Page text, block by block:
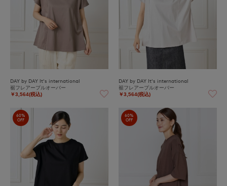
DAY by DAY It's international
裾フレアープルオーバー
￥3,564(税込)
DAY by DAY It's international
裾フレアープルオーバー
￥3,564(税込)
60%
OFF
60%
OFF